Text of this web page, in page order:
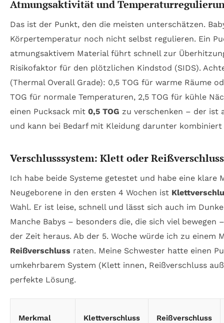
Atmungsaktivität und
Das ist der Punkt, den die meisten unterschätzen.
Körpertemperatur noch nicht selbst regulieren. Ein
atmungsaktivem Material führt schnell zur
Risikofaktor für den plötzlichen Kindstod (SIDS).
(Thermal Overall Grade): 0,5 TOG für warme Räume
TOG für normale Temperaturen, 2,5 TOG für kühle
einen Pucksack mit 0,5 TOG zu verschenken – der ist
und kann bei Bedarf mit Kleidung darunter kombiniert
Verschlusssystem: Klett oder
Ich habe beide Systeme getestet und habe eine klare
Neugeborene in den ersten 4 Wochen ist
Wahl. Er ist leise, schnell und lässt sich auch im
Manche Babys – besonders die, die sich viel bewegen
der Zeit heraus. Ab der 5. Woche würde ich zu einem
Reißverschluss raten. Meine Schwester hatte einen
umkehrbarem System (Klett innen, Reißverschluss
perfekte Lösung.
Merkmal Klettverschluss Reißverschluss